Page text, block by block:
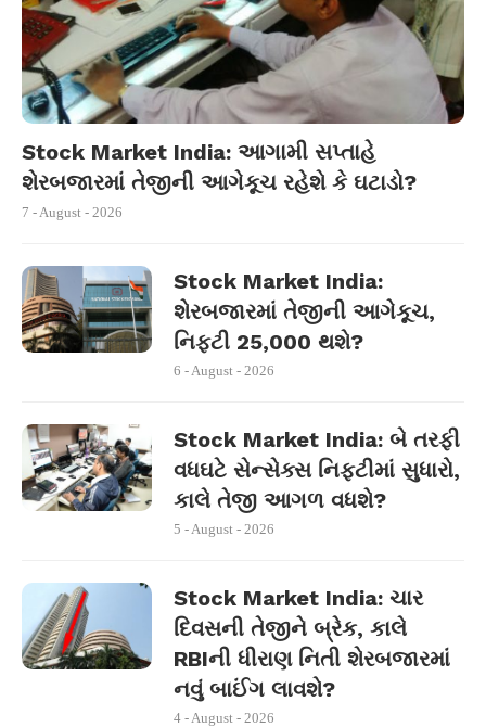
Stock Market India: આગામી સપ્તાહે
શેરબજારમાં તેજીની આગેકૂચ રહેશે કે ઘટાડો?
7 - August - 2026
Stock Market India:
શેરબજારમાં તેજીની આગેકૂચ,
નિફ્ટી 25,000 થશે?
6 - August - 2026
Stock Market India: બે તરફી
વધઘટે સેન્સેક્સ નિફ્ટીમાં સુધારો,
કાલે તેજી આગળ વધશે?
5 - August - 2026
Stock Market India: ચાર
દિવસની તેજીને બ્રેક, કાલે
RBIની ધીરાણ નિતી શેરબજારમાં
નવું બાઈંગ લાવશે?
4 - August - 2026